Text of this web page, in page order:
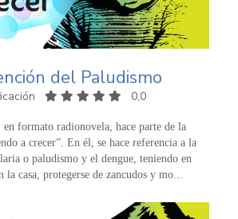
del Paludismo
0,0
en formato radionovela, hace parte de la
a crecer”. En él, se hace referencia a la
o paludismo y el dengue, teniendo en
la casa, protegerse de zancudos y mo...